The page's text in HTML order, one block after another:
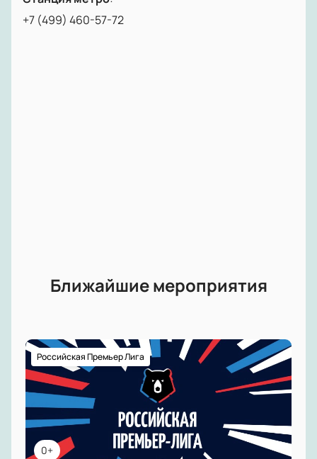
+7 (499) 460-57-72
Ближайшие мероприятия
0+
Российская Премьер Лига